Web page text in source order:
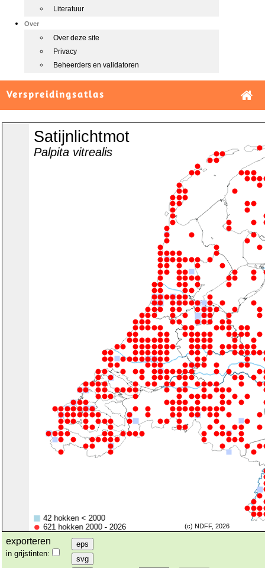
Literatuur
Over
Over deze site
Privacy
Beheerders en validatoren
Verspreidingsatlas